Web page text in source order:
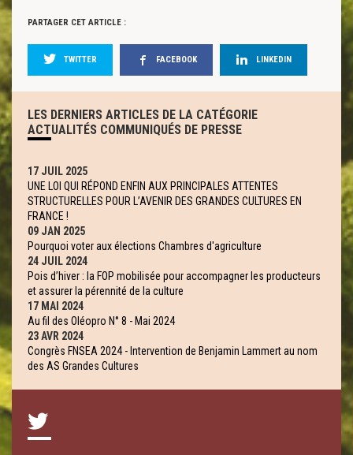
PARTAGER CET ARTICLE :
TWITTER FACEBOOK LINKEDIN
LES DERNIERS ARTICLES DE LA CATÉGORIE
ACTUALITÉS COMMUNIQUÉS DE PRESSE
17 JUIL 2025
UNE LOI QUI RÉPOND ENFIN AUX PRINCIPALES ATTENTES
STRUCTURELLES POUR L’AVENIR DES GRANDES CULTURES EN
FRANCE !
09 JAN 2025
Pourquoi voter aux élections Chambres d'agriculture
24 JUIL 2024
Pois d’hiver : la FOP mobilisée pour accompagner les producteurs
et assurer la pérennité de la culture
17 MAI 2024
Au fil des Oléopro N° 8 - Mai 2024
23 AVR 2024
Congrès FNSEA 2024 - Intervention de Benjamin Lammert au nom
des AS Grandes Cultures